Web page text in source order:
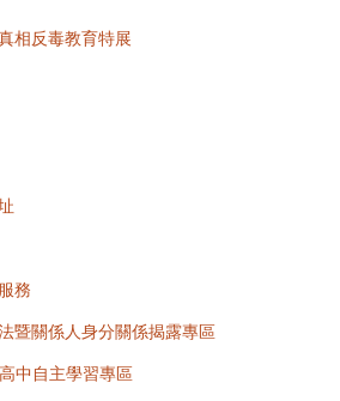
相反毒教育特展
務
暨關係人身分關係揭露專區
中自主學習專區